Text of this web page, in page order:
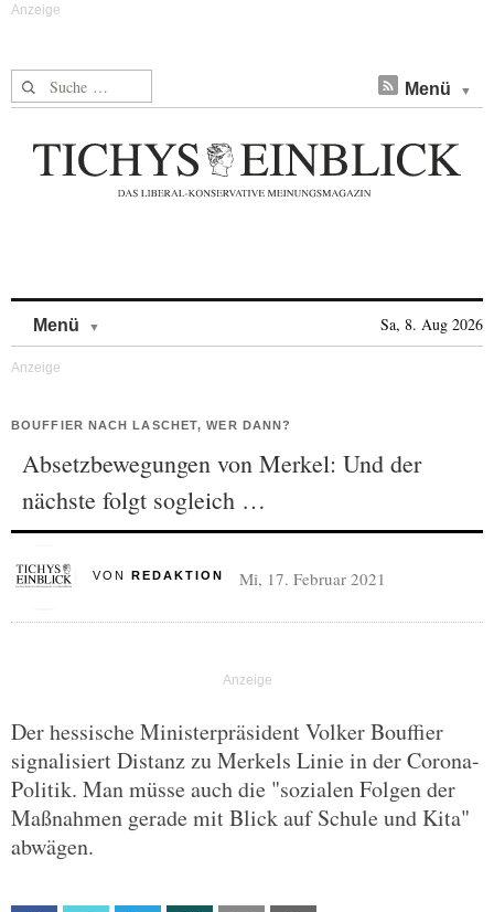
Suche nach: Menü
Menü Sa, 8. Aug 2026
BOUFFIER NACH LASCHET, WER DANN?
Absetzbewegungen von Merkel: Und der
nächste folgt sogleich …
VON REDAKTION Mi, 17. Februar 2021
Der hessische Ministerpräsident Volker Bouffier
signalisiert Distanz zu Merkels Linie in der Corona-
Politik. Man müsse auch die "sozialen Folgen der
Maßnahmen gerade mit Blick auf Schule und Kita"
abwägen.